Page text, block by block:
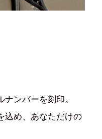
ンバーを刻印。
込め、あなただけの